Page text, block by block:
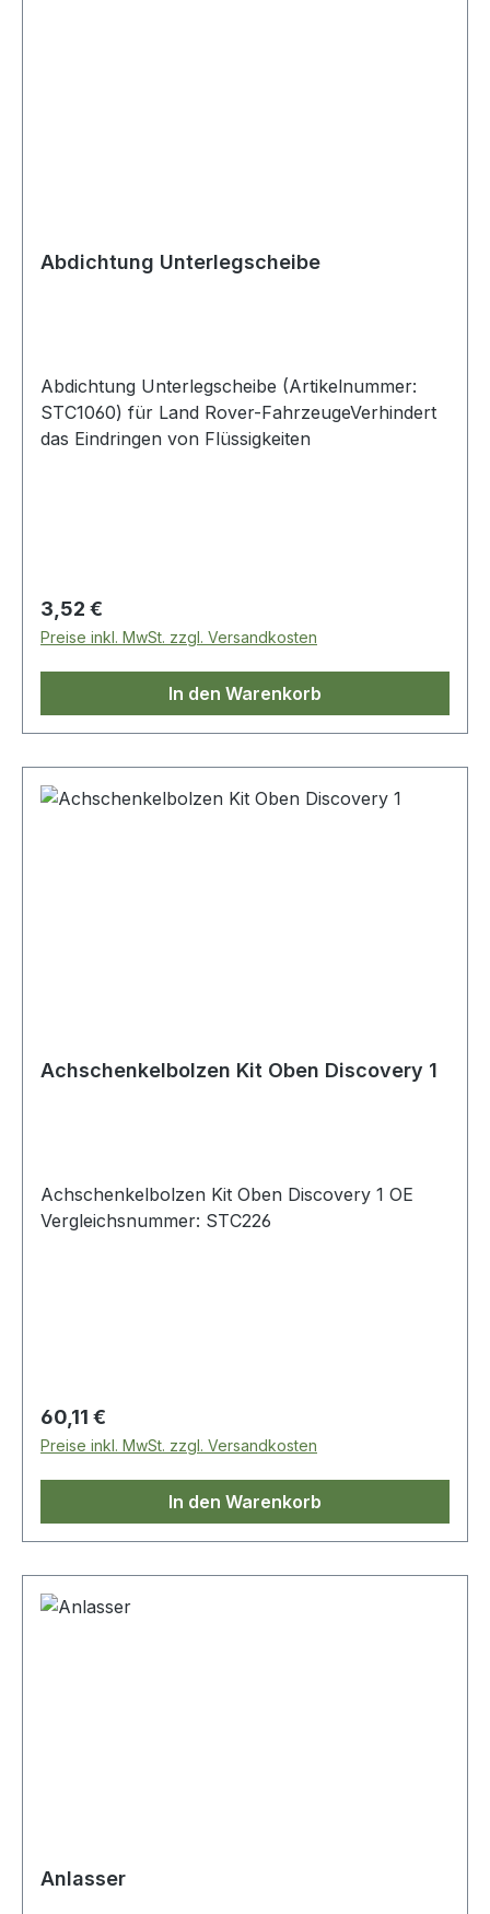
Abdichtung Unterlegscheibe
Abdichtung Unterlegscheibe (Artikelnummer:
STC1060) für Land Rover-FahrzeugeVerhindert
das Eindringen von Flüssigkeiten
Regulärer Preis:
3,52 €
Preise inkl. MwSt. zzgl. Versandkosten
In den Warenkorb
Achschenkelbolzen Kit Oben Discovery 1
Achschenkelbolzen Kit Oben Discovery 1 OE
Vergleichsnummer: STC226
Regulärer Preis:
60,11 €
Preise inkl. MwSt. zzgl. Versandkosten
In den Warenkorb
Anlasser